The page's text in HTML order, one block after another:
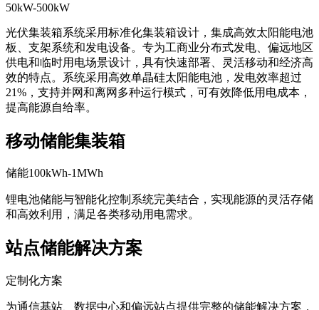
光伏集装箱系统采用标准化集装箱设计，集成高效太阳能电池
板、支架系统和发电设备。专为工商业分布式发电、偏远地区
供电和临时用电场景设计，具有快速部署、灵活移动和经济高
效的特点。系统采用高效单晶硅太阳能电池，发电效率超过
21%，支持并网和离网多种运行模式，可有效降低用电成本，
提高能源自给率。
储能100kWh-1MWh
锂电池储能与智能化控制系统完美结合，实现能源的灵活存储
和高效利用，满足各类移动用电需求。
为通信基站、数据中心和偏远站点提供完整的储能解决方案，
实现能源的可靠供应和智能管理。